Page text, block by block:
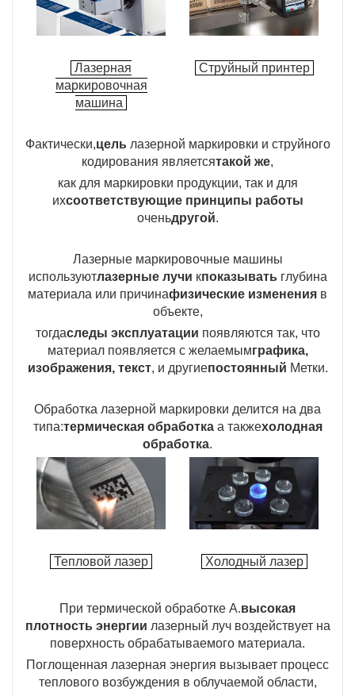
Лазерная
маркировочная
машина
Струйный принтер
Фактически,цельлазерной маркировки и струйного
кодирования являетсятакой же,
как для маркировки продукции, так и для
ихсоответствующие принципы работы
оченьдругой.
Лазерные маркировочные машины
используютлазерные лучи кпоказыватьглубина
материала или причинафизические изменения в
объекте,
тогдаследы эксплуатации появляются так, что
материал появляется с желаемымграфика,
изображения, текст, и другиепостоянный Метки.
Обработка лазерной маркировки делится на два
типа:термическая обработкаа такжехолодная
обработка.
Тепловой лазер Холодный лазер
При термической обработке А.высокая
плотность энергии лазерный луч воздействует на
поверхность обрабатываемого материала.
Поглощенная лазерная энергия вызывает процесс
теплового возбуждения в облучаемой области,